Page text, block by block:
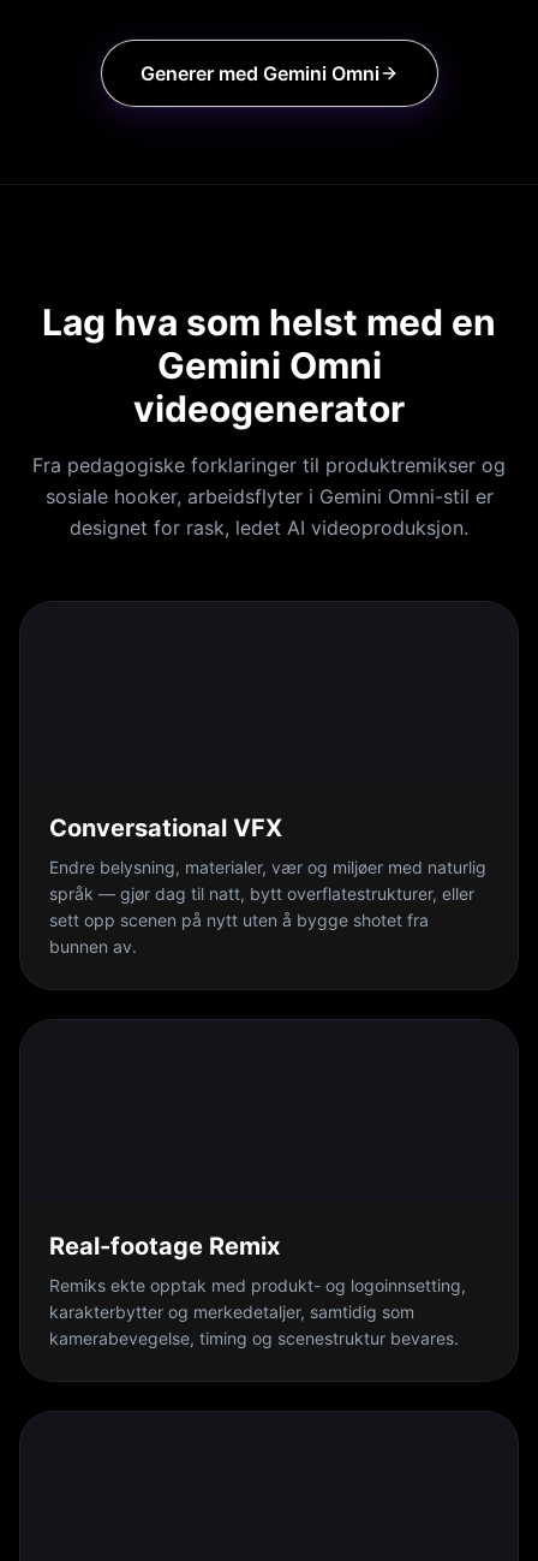
Generer med Gemini Omni
Lag hva som helst med en
Gemini Omni
videogenerator
Fra pedagogiske forklaringer til produktremikser og
sosiale hooker, arbeidsflyter i Gemini Omni-stil er
designet for rask, ledet AI videoproduksjon.
Conversational VFX
Endre belysning, materialer, vær og miljøer med naturlig
språk — gjør dag til natt, bytt overflatestrukturer, eller
sett opp scenen på nytt uten å bygge shotet fra
bunnen av.
Real-footage Remix
Remiks ekte opptak med produkt- og logoinnsetting,
karakterbytter og merkedetaljer, samtidig som
kamerabevegelse, timing og scenestruktur bevares.